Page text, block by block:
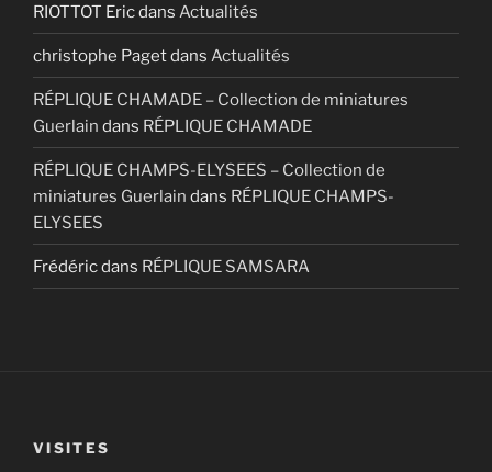
RIOTTOT Ericdans Actualités
christophe Pagetdans Actualités
RÉPLIQUE CHAMADE – Collection de miniatures
Guerlain dans RÉPLIQUE CHAMADE
RÉPLIQUE CHAMPS-ELYSEES – Collection de
miniatures Guerlain dans RÉPLIQUE CHAMPS-
ELYSEES
Frédéricdans RÉPLIQUE SAMSARA
VISITES